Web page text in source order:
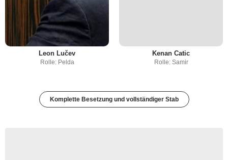
Leon Lučev
Rolle: Pelda
Kenan Catic
Rolle: Samir
Komplette Besetzung und vollständiger Stab